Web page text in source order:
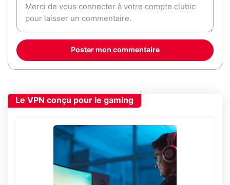
Poster mon commentaire
Le VPN conçu pour le gaming